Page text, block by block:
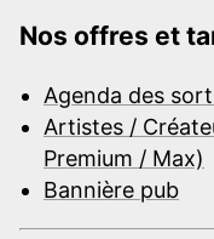
Nos offres et
Agenda des
Artistes /
Premium / Max)
Bannière pub